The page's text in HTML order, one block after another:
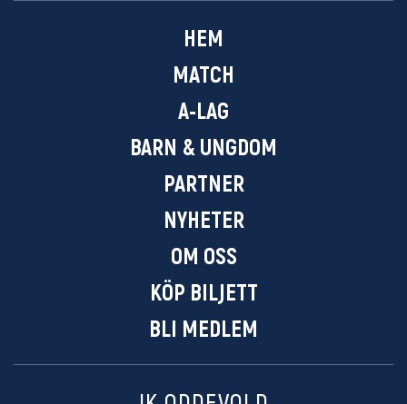
HEM
MATCH
A-LAG
BARN & UNGDOM
PARTNER
NYHETER
OM OSS
KÖP BILJETT
BLI MEDLEM